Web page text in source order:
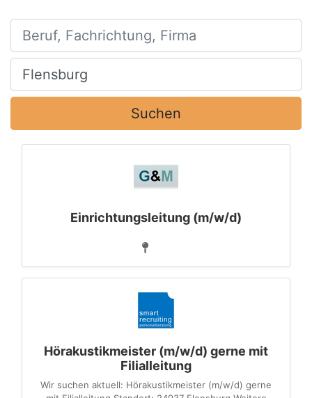
Beruf, Fachrichtung, Firma
Ort, Stadt
Suchen
Einrichtungsleitung (m/w/d)
Hörakustikmeister (m/w/d) gerne mit
Filialleitung
Wir suchen aktuell: Hörakustikmeister (m/w/d) gerne